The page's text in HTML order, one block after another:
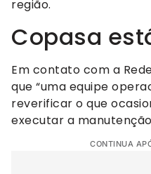
região.
Copasa
Em contato com a
que “uma equipe
reverificar o que
executar a
CONTINUA